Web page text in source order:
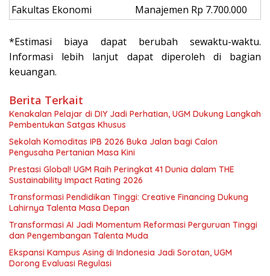
Fakultas Ekonomi
Manajemen Rp 7.700.000
*Estimasi biaya dapat berubah sewaktu-waktu.
Informasi lebih lanjut dapat diperoleh di bagian
keuangan.
Berita Terkait
Kenakalan Pelajar di DIY Jadi Perhatian, UGM Dukung Langkah
Pembentukan Satgas Khusus
Sekolah Komoditas IPB 2026 Buka Jalan bagi Calon
Pengusaha Pertanian Masa Kini
Prestasi Global! UGM Raih Peringkat 41 Dunia dalam THE
Sustainability Impact Rating 2026
Transformasi Pendidikan Tinggi: Creative Financing Dukung
Lahirnya Talenta Masa Depan
Transformasi AI Jadi Momentum Reformasi Perguruan Tinggi
dan Pengembangan Talenta Muda
Ekspansi Kampus Asing di Indonesia Jadi Sorotan, UGM
Dorong Evaluasi Regulasi